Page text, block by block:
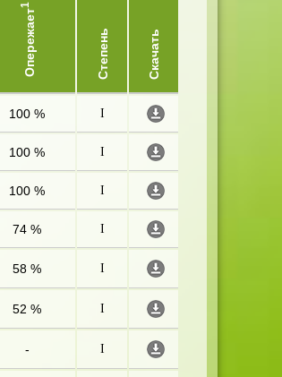
Опережает
1
Степень Скачать
100 % I
100 % I
100 % I
74 % I
58 % I
52 % I
- I